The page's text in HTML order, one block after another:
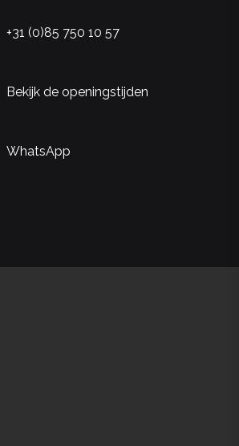
+31 (0)85 750 10 57
Bekijk de openingstijden
WhatsApp